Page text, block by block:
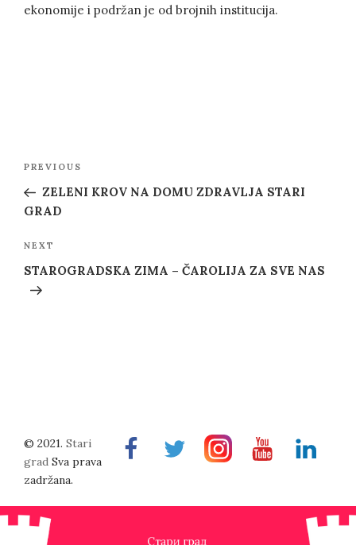
ekonomije i podržan je od brojnih institucija.
Previous
Post
PREVIOUS
ZELENI KROV NA DOMU ZDRAVLJA STARI
GRAD
Next
Post
NEXT
STAROGRADSKA ZIMA – ČAROLIJA ZA SVE NAS
FacebookTwitterInstragramYoutubeLinkedin
© 2021. Stari
grad Sva prava
zadržana.